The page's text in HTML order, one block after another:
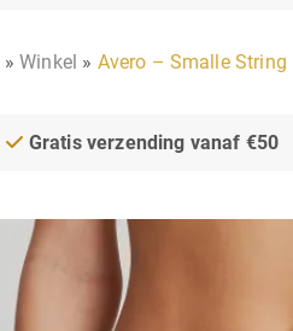
»Winkel » Avero – Smalle String
Gratis verzending vanaf €50